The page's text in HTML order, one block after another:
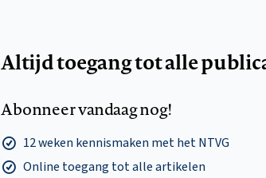
Altijd toegang tot alle
Abonneer vandaag nog!
12 weken kennismaken met het NTVG
Online toegang tot alle artikelen